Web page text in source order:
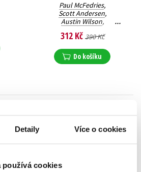
Detaily Více o cookies
používá cookies
Paul McFedries,
Scott Andersen,
Austin Wilson,
312 Kč 390 Kč
Do košíku
Zobraz záznamů
1